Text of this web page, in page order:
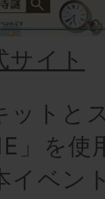
イト
ットと
」を使
イベン